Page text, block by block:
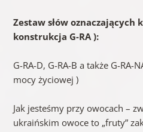
Zestaw słów oznaczających
konstrukcja G-RA ):
G-RA-D, G-RA-B a także G-RA-
mocy życiowej )
Jak jesteśmy przy owocach –
ukraińskim owoce to „fruty”